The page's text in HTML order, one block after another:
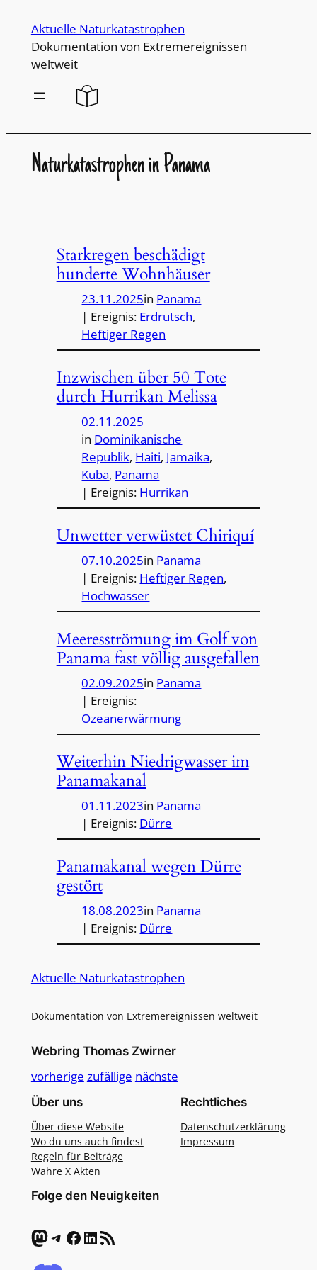
Inhalt
wechseln
Aktuelle Naturkatastrophen
Dokumentation von Extremereignissen
weltweit
Naturkatastrophen in Panama
Starkregen beschädigt
hunderte Wohnhäuser
23.11.2025in Panama
| Ereignis: Erdrutsch
Heftiger Regen
Inzwischen über 50 Tote
durch Hurrikan Melissa
02.11.2025
in Dominikanische
Republik, Haiti, Jamaika
Kuba, Panama
| Ereignis: Hurrikan
Unwetter verwüstet Chiriquí
07.10.2025in Panama
| Ereignis: Heftiger Regen
Hochwasser
Meeresströmung im Golf von
Panama fast völlig ausgefallen
02.09.2025in Panama
| Ereignis:
Ozeanerwärmung
Weiterhin Niedrigwasser im
Panamakanal
01.11.2023in Panama
| Ereignis: Dürre
Panamakanal wegen Dürre
gestört
18.08.2023in Panama
| Ereignis: Dürre
Aktuelle Naturkatastrophen
Dokumentation von Extremereignissen weltweit
Webring Thomas Zwirner
vorherige zufällige nächste
Über uns
Über diese Website
Wo du uns auch findest
Regeln für Beiträge
Wahre X Akten
Rechtliches
Datenschutzerklärung
Impressum
Folge den Neuigkeiten
Mastodon Telegram Facebook LinkedIn RSS-Feed